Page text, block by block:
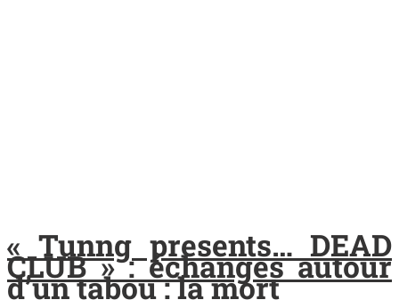
« Tunng presents… DEAD
CLUB » : échanges autour
d’un tabou : la mort